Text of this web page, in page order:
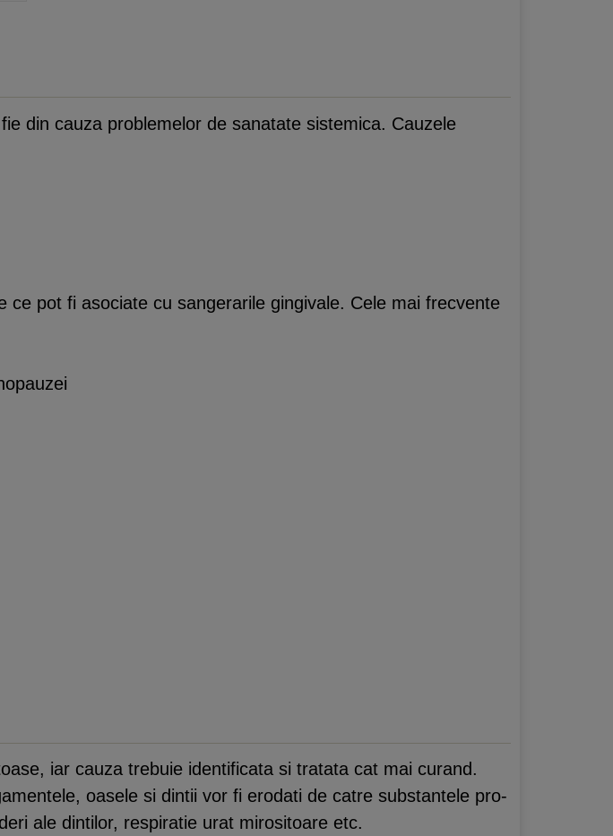
din cauza problemelor de sanatate sistemica. Cauzele
pot fi asociate cu sangerarile gingivale. Cele mai frecvente
iar cauza trebuie identificata si tratata cat mai curand.
oasele si dintii vor fi erodati de catre substantele pro-
ale dintilor, respiratie urat mirositoare etc.